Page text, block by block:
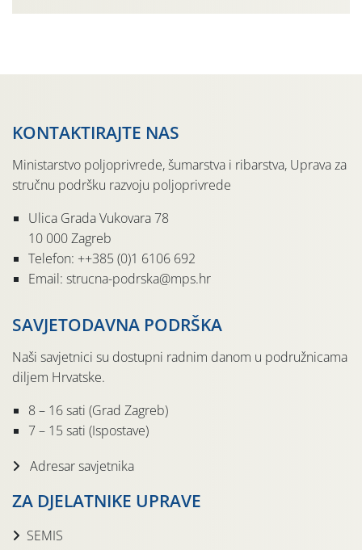
KONTAKTIRAJTE NAS
Ministarstvo poljoprivrede, šumarstva i ribarstva, Uprava za
stručnu podršku razvoju poljoprivrede
Ulica Grada Vukovara 78
10 000 Zagreb
Telefon: ++385 (0)1 6106 692
Email: strucna-podrska@mps.hr
SAVJETODAVNA PODRŠKA
Naši savjetnici su dostupni radnim danom u podružnicama
diljem Hrvatske.
8 – 16 sati (Grad Zagreb)
7 – 15 sati (Ispostave)
Adresar savjetnika
ZA DJELATNIKE UPRAVE
SEMIS